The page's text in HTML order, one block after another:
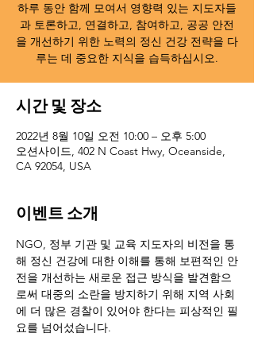
하루 동안 함께 모여서 영향력 있는 지도자들
과 토론하고, 연결하고, 참여하고, 공공 안전
을 개선하기 위한 노력의 정신 건강 전략을 다
루는 데 중요한 지식을 습득하십시오.
시간 및 장소
2022년 8월 10일 오전 10:00 – 오후 5:00
오션사이드, 402 N Coast Hwy, Oceanside,
CA 92054, USA
이벤트 소개
NGO, 정부 기관 및 교육 지도자의 비전을 통
해 정신 건강에 대한 이해를 통해 보편적인 안
전을 개선하는 새로운 접근 방식을 발견함으
로써 대중의 소란을 방지하기 위해 지역 사회
에 더 많은 경찰이 있어야 한다는 피상적인 필
요를 넘어섰습니다.